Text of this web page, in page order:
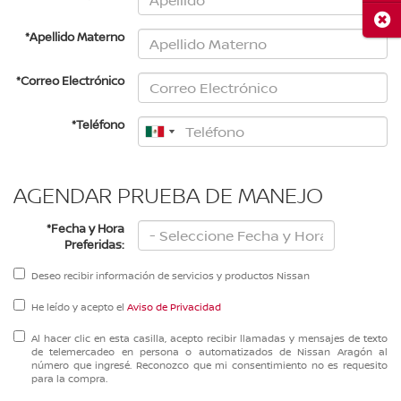
*Apellido Materno
*Correo Electrónico
*Teléfono
AGENDAR PRUEBA DE MANEJO
*Fecha y Hora
Preferidas:
Deseo recibir información de servicios y productos Nissan
He leído y acepto el Aviso de Privacidad
Al hacer clic en esta casilla, acepto recibir llamadas y mensajes de texto
de telemercadeo en persona o automatizados de Nissan Aragón al
número que ingresé. Reconozco que mi consentimiento no es requesito
para la compra.